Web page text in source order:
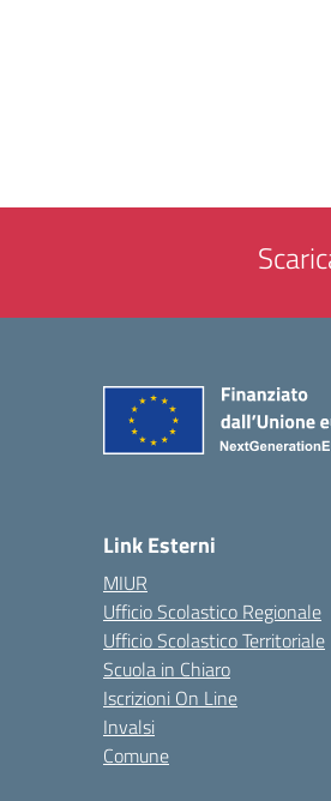
Link Esterni
MIUR
Ufficio Scolastico Regionale
Ufficio Scolastico Territoriale
Scuola in Chiaro
Iscrizioni On Line
Invalsi
Comune